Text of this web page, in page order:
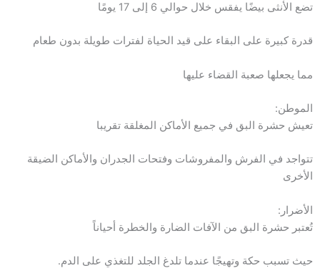
تضع الأنثى بيضًا يفقس خلال حوالي 6 إلى 17 يومًا
قدرة كبيرة على البقاء على قيد الحياة لفترات طويلة بدون طعام
مما يجعلها صعبة القضاء عليها
الموطن:
تعيش حشرة البق في جميع الأماكن المغلقة تقريبا
تتواجد في الفرش والمفروشات وفتحات الجدران والأماكن الضيقة
الأخرى
الأضرار:
تُعتبر حشرة البق من الآفات الضارة والخطرة أحياناً
حيث تسبب حكة وتهيجًا عندما تلدغ الجلد للتغذي على الدم.